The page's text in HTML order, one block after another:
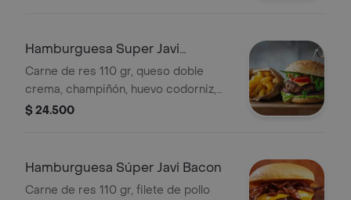
Hamburguesa Super Javi
Especial
Carne de res 110 gr, queso doble
crema, champiñón, huevo codorniz,
jamón, tocineta, pollo desmechado,
$ 24.500
Hamburguesa Súper Javi Bacon
Carne de res 110 gr, filete de pollo